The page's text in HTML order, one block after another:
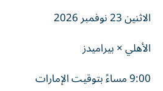
الاثنين 23 نوفمبر 2026
الأهلي × بيراميدز
9:00 مساءً بتوقيت الإمارات